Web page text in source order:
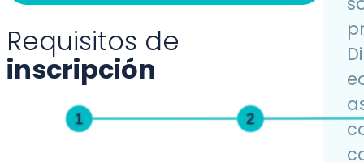
Requisitos de
inscripción